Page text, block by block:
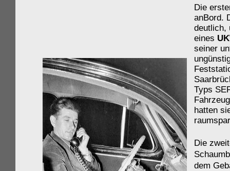
Die
anBord.
deutlich,
eines
seiner
Typs
hatten
Die
dem